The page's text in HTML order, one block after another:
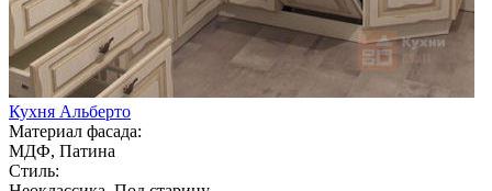
Кухня Альберто
Материал фасада:
МДФ, Патина
Стиль: